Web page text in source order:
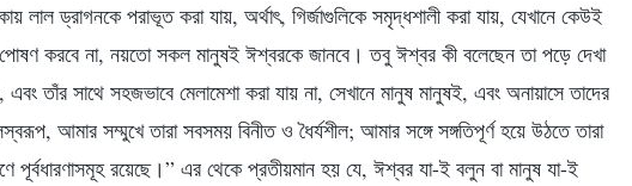
লাল ড্রাগনকে পরাভূত করা যায়, অর্থাৎ, গির্জাগুলিকে সমৃদ্ধশালী করা যায়, যেখানে কেউই
করবে না, নয়তো সকল মানুষই ঈশ্বরকে জানবে। তবু ঈশ্বর কী বলেছেন তা পড়ে দেখা
তাঁর সাথে সহজভাবে মেলামেশা করা যায় না, সেখানে মানুষ মানুষই, এবং অনায়াসে তাদের
আমার সম্মুখে তারা সবসময় বিনীত ও ধৈর্যশীল; আমার সঙ্গে সঙ্গতিপূর্ণ হয়ে উঠতে তারা
পূর্বধারণাসমূহ রয়েছে।” এর থেকে প্রতীয়মান হয় যে, ঈশ্বর যা-ই বলুন বা মানুষ যা-ই